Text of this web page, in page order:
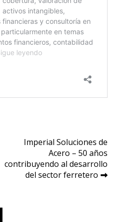
Imperial Soluciones de
Acero – 50 años
contribuyendo al desarrollo
del sector ferretero